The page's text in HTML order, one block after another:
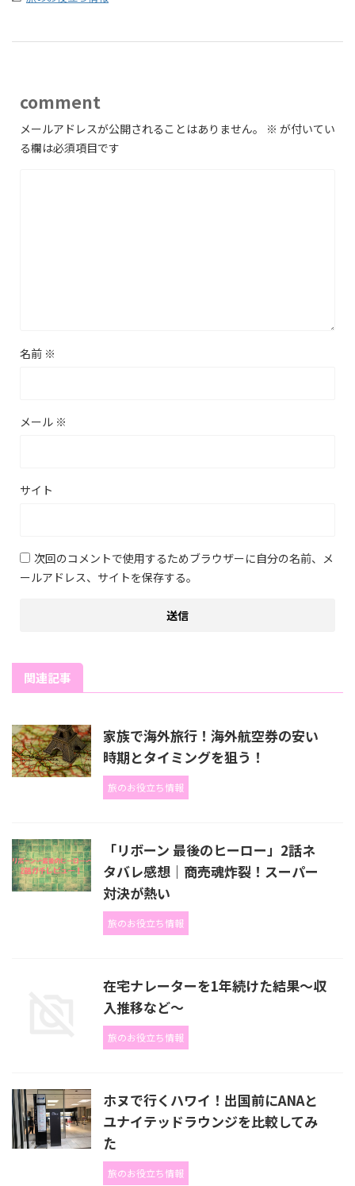
comment
メールアドレスが公開されることはありません。 ※ が付いてい
る欄は必須項目です
名前 ※
メール ※
サイト
次回のコメントで使用するためブラウザーに自分の名前、メ
ールアドレス、サイトを保存する。
関連記事
家族で海外旅行！海外航空券の安い
時期とタイミングを狙う！
旅のお役立ち情報
「リボーン 最後のヒーロー」2話ネ
タバレ感想｜商売魂炸裂！スーパー
対決が熱い
旅のお役立ち情報
在宅ナレーターを1年続けた結果～収
入推移など～
旅のお役立ち情報
ホヌで行くハワイ！出国前にANAと
ユナイテッドラウンジを比較してみ
た
旅のお役立ち情報